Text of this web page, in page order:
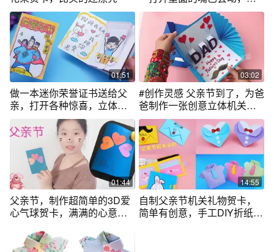
单漂亮有创意
01:51
做一本迷你荣誉证书送给父
亲，打开各种惊喜，立体机
03:02
#创作灵感 父亲节到了，为爸
爸制作一张创意立体机关贺
卡吧～
01:44
父亲节，制作超简单的3D爱
心气球贺卡，满满的心意送
14:55
自制父亲节机关礼物贺卡，
简单有创意，手工DIY折纸教